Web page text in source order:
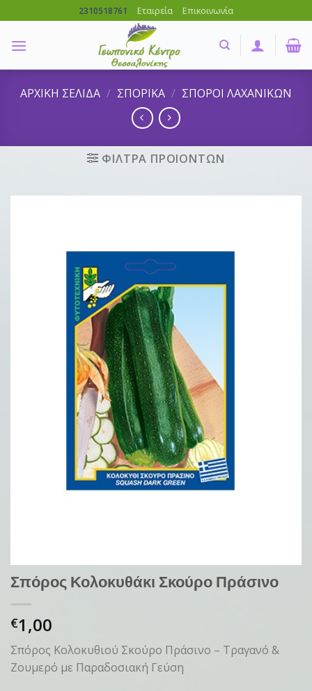
to
content
2310518761 Εταιρεία Επικοινωνία
ΑΡΧΙΚΗ ΣΕΛΙΔΑ / ΣΠΟΡΙΚΑ / ΣΠΟΡΟΙ ΛΑΧΑΝΙΚΩΝ
ΦΙΛΤΡΑ ΠΡΟΙΟΝΤΩΝ
Σπόρος Κολοκυθάκι Σκούρο Πράσινο
€1,00
Σπόρος Κολοκυθιού Σκούρο Πράσινο – Τραγανό &
Ζουμερό με Παραδοσιακή Γεύση